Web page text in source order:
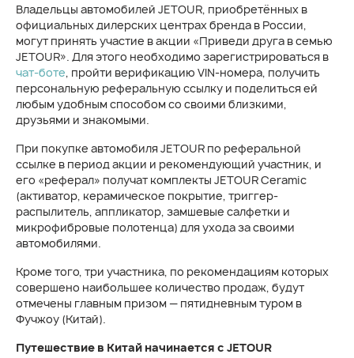
Владельцы автомобилей JETOUR, приобретённых в
официальных дилерских центрах бренда в России,
могут принять участие в акции «Приведи друга в семью
JETOUR». Для этого необходимо зарегистрироваться в
чат-боте, пройти верификацию VIN-номера, получить
персональную реферальную ссылку и поделиться ей
любым удобным способом со своими близкими,
друзьями и знакомыми.
При покупке автомобиля JETOUR по реферальной
ссылке в период акции и рекомендующий участник, и
его «реферал» получат комплекты JETOUR Ceramic
(активатор, керамическое покрытие, триггер-
распылитель, аппликатор, замшевые салфетки и
микрофибровые полотенца) для ухода за своими
автомобилями.
Кроме того, три участника, по рекомендациям которых
совершено наибольшее количество продаж, будут
отмечены главным призом — пятидневным туром в
Фучжоу (Китай).
Путешествие в Китай начинается с JETOUR